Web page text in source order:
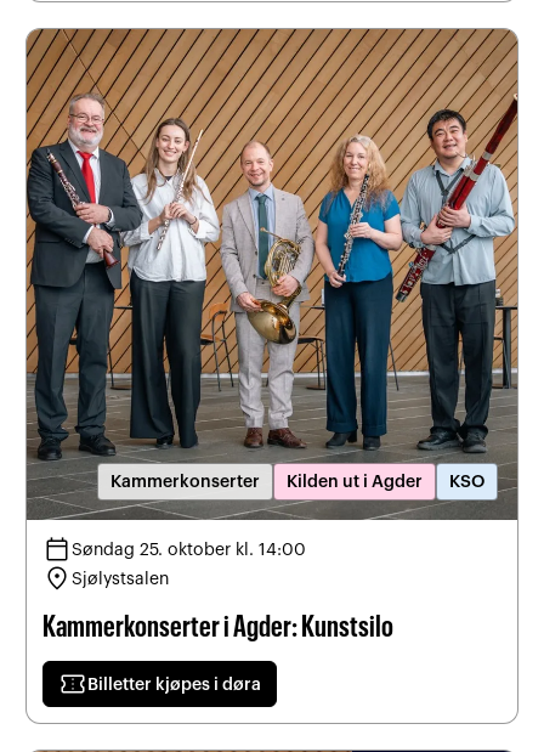
Kammerkonserter Kilden ut i Agder KSO
calendar_today Søndag 25. oktober kl. 14:00
location_on Sjølystsalen
Kammerkonserter i Agder: Kunstsilo
confirmation_number Billetter kjøpes i døra